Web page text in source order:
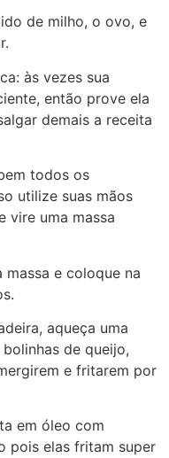
de milho, o ovo, e
às vezes sua
então prove ela
demais a receita
todos os
utilize suas mãos
vire uma massa
massa e coloque na
aqueça uma
de queijo,
e fritarem por
em óleo com
pois elas fritam super